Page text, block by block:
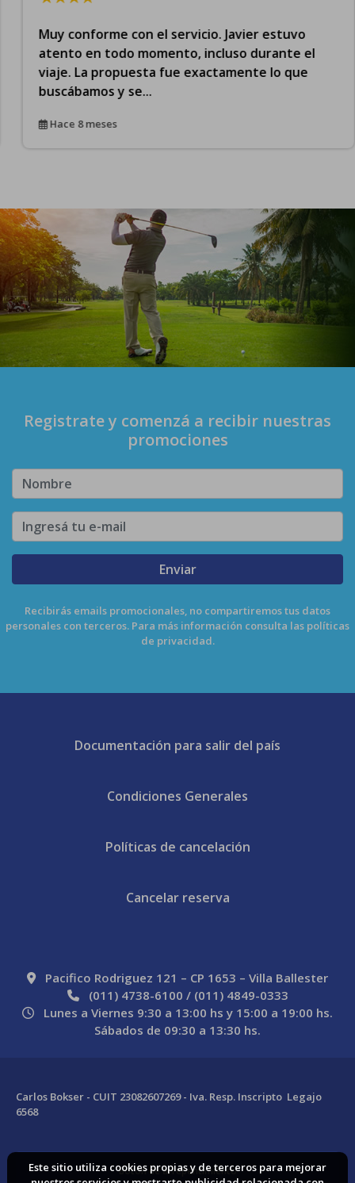
Muy conforme con el servicio. Javier estuvo
atento en todo momento, incluso durante el
viaje. La propuesta fue exactamente lo que
buscábamos y se...
Hace 8 meses
Registrate y comenzá a recibir nuestras
promociones
Enviar
Recibirás emails promocionales, no compartiremos tus datos
personales con terceros. Para más información consulta las políticas
de privacidad.
Documentación para salir del país
Condiciones Generales
Políticas de cancelación
Cancelar reserva
Pacifico Rodriguez 121 – CP 1653 – Villa Ballester
(011) 4738-6100 / (011) 4849-0333
Lunes a Viernes 9:30 a 13:00 hs y 15:00 a 19:00 hs.
Sábados de 09:30 a 13:30 hs.
Carlos Bokser - CUIT 23082607269 - Iva. Resp. Inscripto Legajo
6568
Boton de arrepentimiento
Este sitio utiliza cookies propias y de terceros para mejorar